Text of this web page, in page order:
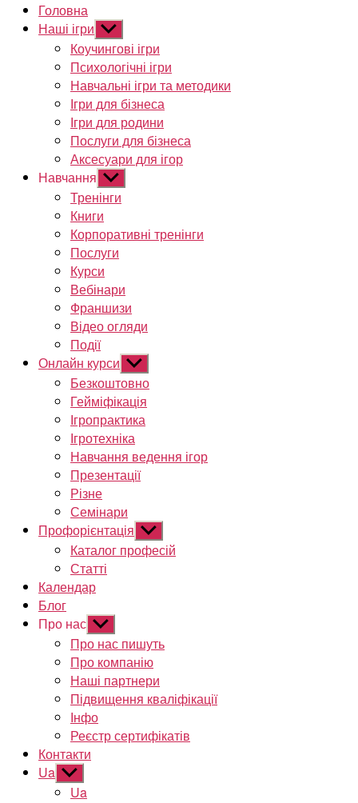
Головна
Наші ігри Показати
підменю
Коучингові ігри
Психологічні ігри
Навчальні ігри та методики
Ігри для бізнеса
Ігри для родини
Послуги для бізнеса
Аксесуари для ігор
Навчання Показати
підменю
Тренінги
Книги
Корпоративні тренінги
Послуги
Курси
Вебінари
Франшизи
Відео огляди
Події
Онлайн курси Показати
підменю
Безкоштовно
Гейміфікація
Ігропрактика
Ігротехніка
Навчання ведення ігор
Презентації
Різне
Семінари
Профорієнтація Показати
підменю
Каталог професій
Статті
Календар
Блог
Про нас Показати
підменю
Про нас пишуть
Про компанію
Наші партнери
Підвищення кваліфікації
Інфо
Реєстр сертифікатів
Контакти
Ua Показати
підменю
Ua